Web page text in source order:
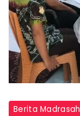
Berita Madrasah